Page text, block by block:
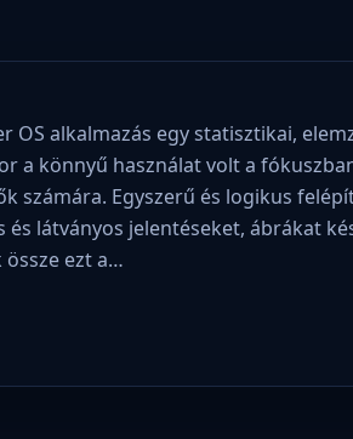
OS alkalmazás egy statisztikai,
a könnyű használat volt a
számára. Egyszerű és logikus
látványos jelentéseket, ábrákat
össze ezt a…